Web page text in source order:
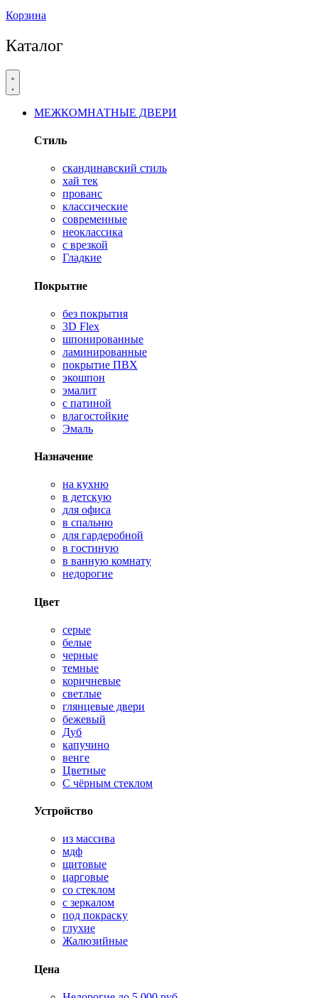
Корзина
Каталог
МЕЖКОМНАТНЫЕ ДВЕРИ
Стиль
скандинавский стиль
хай тек
прованс
классические
современные
неоклассика
с врезкой
Гладкие
Покрытие
без покрытия
3D Flex
шпонированные
ламинированные
покрытие ПВХ
экошпон
эмалит
с патиной
влагостойкие
Эмаль
Назначение
на кухню
в детскую
для офиса
в спальню
для гардеробной
в гостиную
в ванную комнату
недорогие
Цвет
серые
белые
черные
темные
коричневые
светлые
глянцевые двери
бежевый
Дуб
капучино
венге
Цветные
С чёрным стеклом
Устройство
из массива
мдф
щитовые
царговые
со стеклом
с зеркалом
под покраску
глухие
Жалюзийные
Цена